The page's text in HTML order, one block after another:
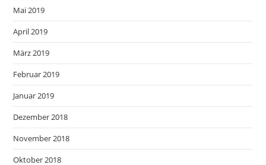
Mai 2019
April 2019
März 2019
Februar 2019
Januar 2019
Dezember 2018
November 2018
Oktober 2018